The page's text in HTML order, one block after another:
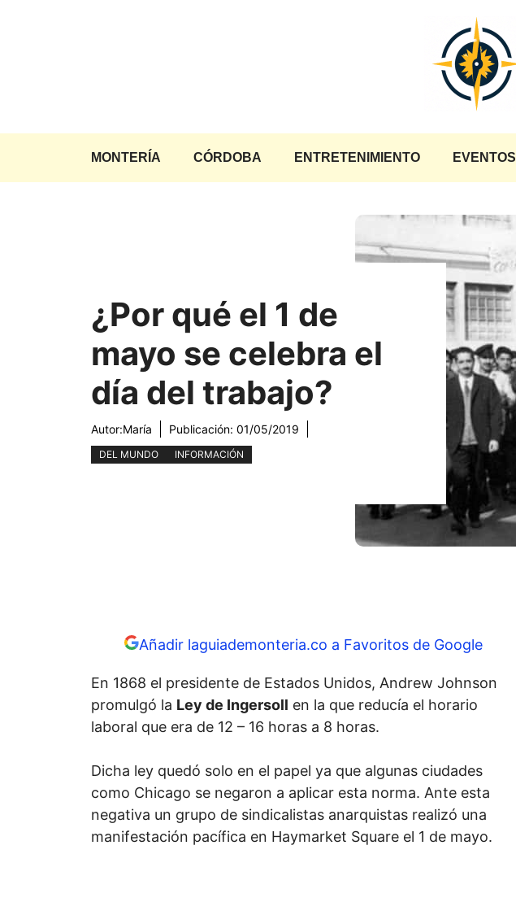
MONTERÍA CÓRDOBA ENTRETENIMIENTO EVENTOS
¿Por qué el 1 de
mayo se celebra el
día del trabajo?
Autor:María Publicación: 01/05/2019
DEL MUNDO INFORMACIÓN
Añadir laguiademonteria.co a Favoritos de Google
En 1868 el presidente de Estados Unidos, Andrew Johnson
promulgó la Ley de Ingersoll en la que reducía el horario
laboral que era de 12 – 16 horas a 8 horas.
Dicha ley quedó solo en el papel ya que algunas ciudades
como Chicago se negaron a aplicar esta norma. Ante esta
negativa un grupo de sindicalistas anarquistas realizó una
manifestación pacífica en Haymarket Square el 1 de mayo.